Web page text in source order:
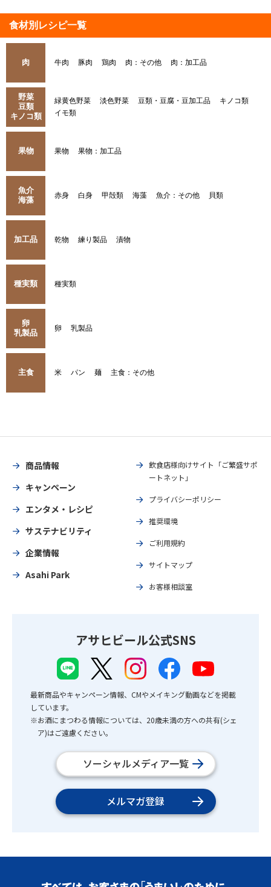
食材別レシピ一覧
肉 牛肉 豚肉 鶏肉 肉：その他 肉：加工品
野菜
豆類
キノコ類
緑黄色野菜 淡色野菜 豆類・豆腐・豆加工品
キノコ類
イモ類
果物 果物 果物：加工品
魚介
海藻
赤身 白身 甲殻類 海藻 魚介：その他 貝類
加工品 乾物 練り製品 漬物
種実類 種実類
卵
乳製品
卵 乳製品
主食 米 パン 麺 主食：その他
商品情報
キャンペーン
エンタメ・レシピ
サステナビリティ
企業情報
Asahi Park
飲食店様向けサイト「ご繁盛サポ
ートネット」
プライバシーポリシー
推奨環境
ご利用規約
サイトマップ
お客様相談室
アサヒビール公式SNS
最新商品やキャンペーン情報、CMやメイキング動画などを掲載
しています。
※お酒にまつわる情報については、20歳未満の方への共有(シェ
ア)はご遠慮ください。
ソーシャルメディア一覧
メルマガ登録